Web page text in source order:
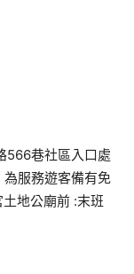
566巷社區入口處
服務遊客備有免
地公廟前 :末班